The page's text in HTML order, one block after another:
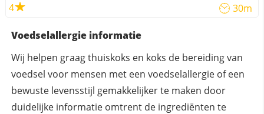
4 30m
Voedselallergie informatie
Wij helpen graag thuiskoks en koks de bereiding van
voedsel voor mensen met een voedselallergie of een
bewuste levensstijl gemakkelijker te maken door
duidelijke informatie omtrent de ingrediënten te